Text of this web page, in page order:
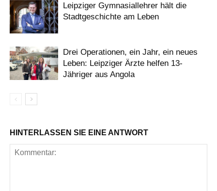
Leipziger Gymnasiallehrer hält die
Stadtgeschichte am Leben
Drei Operationen, ein Jahr, ein neues
Leben: Leipziger Ärzte helfen 13-
Jähriger aus Angola
HINTERLASSEN SIE EINE ANTWORT